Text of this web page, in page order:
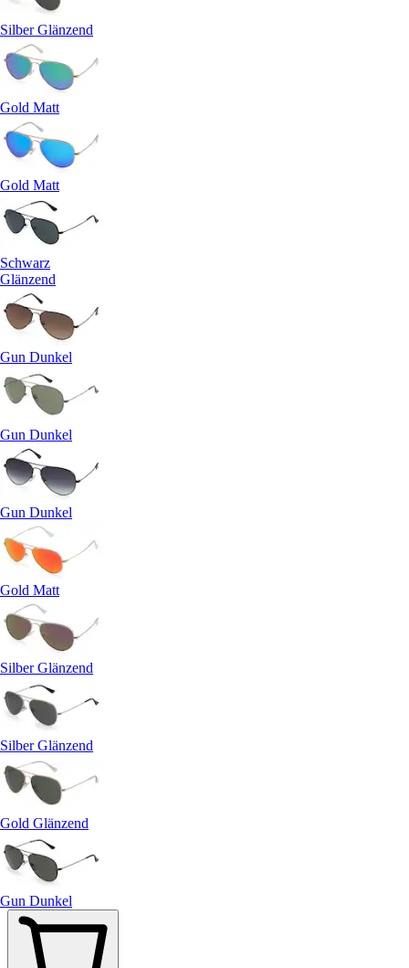
Silber Glänzend
Gold Matt
Gold Matt
Schwarz
Glänzend
Gun Dunkel
Gun Dunkel
Gun Dunkel
Gold Matt
Silber Glänzend
Silber Glänzend
Gold Glänzend
Gun Dunkel